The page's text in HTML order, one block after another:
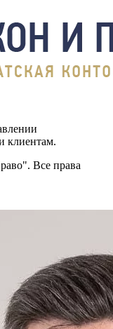
клиентам.
Все права